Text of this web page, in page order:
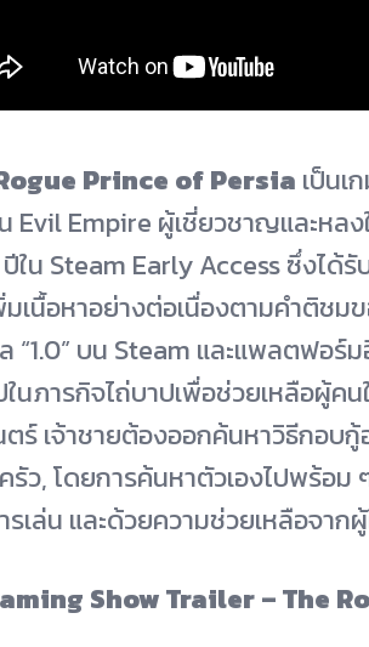
Prince of Persia เป็นเ
Evil Empire ผู้เชี่ยวชาญและหล
ปีใน Steam Early Access ซึ่งไ
มเนื้อหาอย่างต่อเนื่องตามคำติชม
“1.0” บน Steam และแพลตฟอร์
ในภารกิจไถ่บาปเพื่อช่วยเหลือผู้
ตร์ เจ้าชายต้องออกค้นหาวิธีกอ
รัว, โดยการค้นหาตัวเองไปพร้อม
รเล่น และด้วยความช่วยเหลือจาก
Show Trailer – The